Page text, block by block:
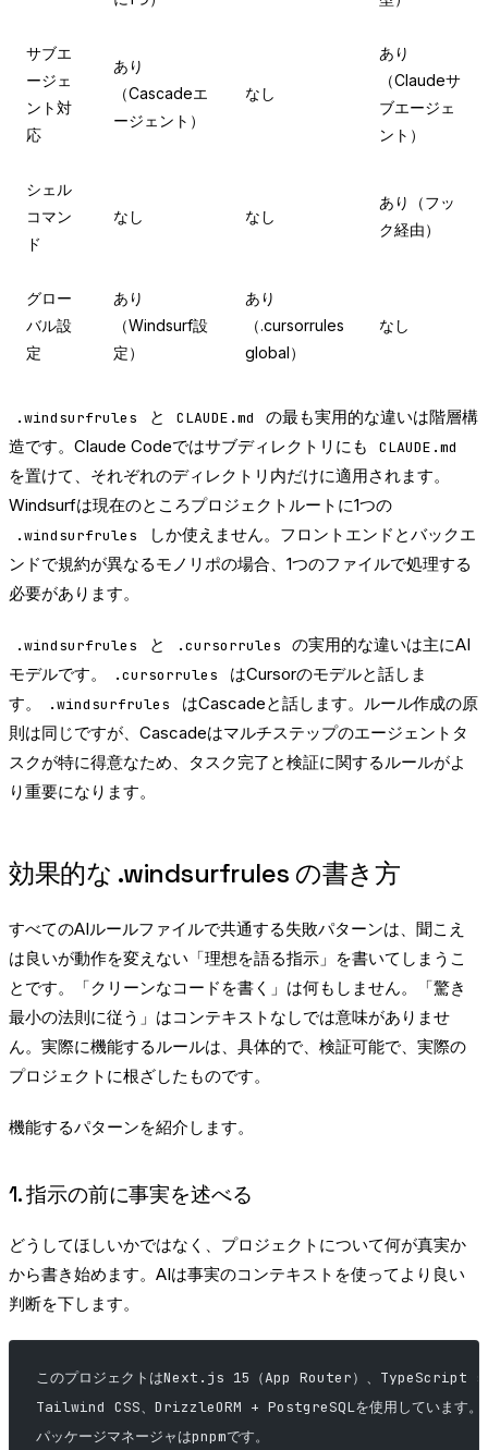
サブエ
ージェ
ント対
応
あり
（Cascadeエ
ージェント）
なし
あり
（Claudeサ
ブエージェ
ント）
シェル
コマン
ド
なし なし
あり（フッ
ク経由）
グロー
バル設
定
あり
（Windsurf設
定）
あり
（.cursorrules
global）
なし
.windsurfrules と CLAUDE.md
の最も実用的な違いは階層構
造です。Claude Codeではサブディレクトリにも
CLAUDE.md
を置けて、それぞれのディレクトリ内だけに適用されます。
Windsurfは現在のところプロジェクトルートに1つの
.windsurfrules
しか使えません。フロントエンドとバックエ
ンドで規約が異なるモノリポの場合、1つのファイルで処理する
必要があります。
.windsurfrules と .cursorrules
の実用的な違いは主にAI
モデルです。
.cursorrules
はCursorのモデルと話しま
す。
.windsurfrules
はCascadeと話します。ルール作成の原
則は同じですが、Cascadeはマルチステップのエージェントタ
スクが特に得意なため、タスク完了と検証に関するルールがよ
り重要になります。
効果的な .windsurfrules の書き方
すべてのAIルールファイルで共通する失敗パターンは、聞こえ
は良いが動作を変えない「理想を語る指示」を書いてしまうこ
とです。「クリーンなコードを書く」は何もしません。「驚き
最小の法則に従う」はコンテキストなしでは意味がありませ
ん。実際に機能するルールは、具体的で、検証可能で、実際の
プロジェクトに根ざしたものです。
機能するパターンを紹介します。
1. 指示の前に事実を述べる
どうしてほしいかではなく、プロジェクトについて何が真実か
から書き始めます。AIは事実のコンテキストを使ってより良い
判断を下します。
このプロジェクトはNext.js 15（App Router）、TypeScript
Tailwind CSS、DrizzleORM + PostgreSQLを使用しています。
パッケージマネージャはpnpmです。